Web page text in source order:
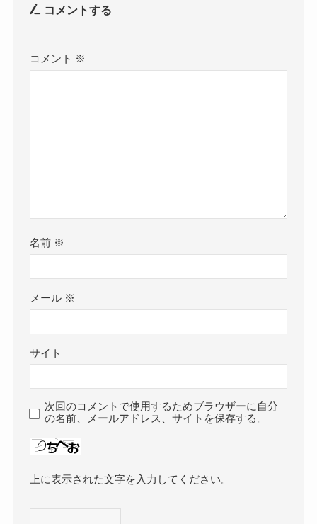
コメントする
コメント ※
名前 ※
メール ※
サイト
次回のコメントで使用するためブラウザーに自分
の名前、メールアドレス、サイトを保存する。
上に表示された文字を入力してください。